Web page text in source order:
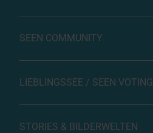
SEEN COMMUNITY
LIEBLINGSSEE / SEEN VOTING
STORIES & BILDERWELTEN